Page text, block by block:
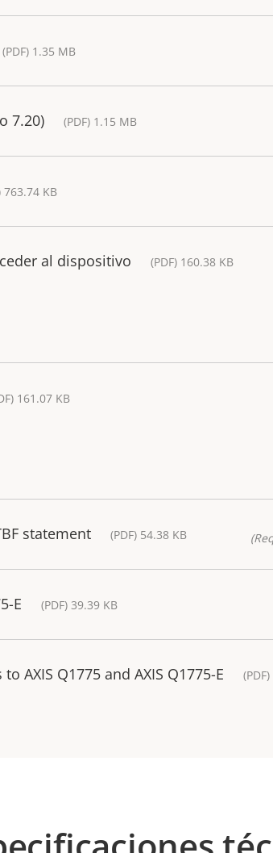
(PDF) 1.35 MB
7.20) (PDF) 1.15 MB
763.74 KB
al dispositivo (PDF) 160.38 KB
161.07 KB
statement (PDF) 54.38 KB
E (PDF) 39.39 KB
AXIS Q1775 and AXIS Q1775-E